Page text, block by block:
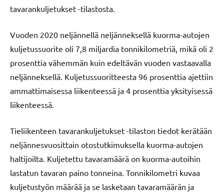
tavarankuljetukset -tilastosta.
Vuoden 2020 neljännellä neljänneksellä kuorma-autojen
kuljetussuorite oli 7,8 miljardia tonnikilometriä, mikä oli 2
prosenttia vähemmän kuin edeltävän vuoden vastaavalla
neljänneksellä. Kuljetussuoritteesta 96 prosenttia ajettiin
ammattimaisessa liikenteessä ja 4 prosenttia yksityisessä
liikenteessä.
Tieliikenteen tavarankuljetukset -tilaston tiedot kerätään
neljännesvuosittain otostutkimuksella kuorma-autojen
haltijoilta. Kuljetettu tavaramäärä on kuorma-autoihin
lastatun tavaran paino tonneina. Tonnikilometri kuvaa
kuljetustyön määrää ja se lasketaan tavaramäärän ja